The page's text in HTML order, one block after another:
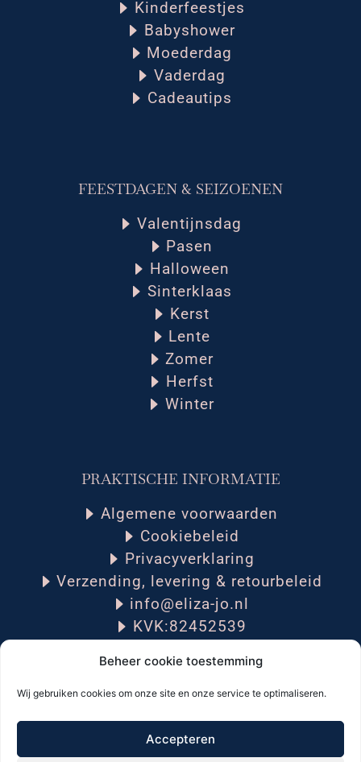
Beheer cookie toestemming
Wij gebruiken cookies om onze site en onze service te optimaliseren.
Accepteren
Kinderfeestjes
Babyshower
Moederdag
Vaderdag
Cadeautips
FEESTDAGEN & SEIZOENEN
Valentijnsdag
Pasen
Halloween
Sinterklaas
Kerst
Lente
Zomer
Herfst
Winter
PRAKTISCHE INFORMATIE
Algemene voorwaarden
Cookiebeleid
Privacyverklaring
Verzending, levering & retourbeleid
info@eliza-jo.nl
KVK:82452539
Volg mij op social media: